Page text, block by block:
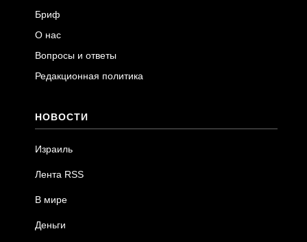
Бриф
О нас
Вопросы и ответы
Редакционная политика
НОВОСТИ
Израиль
Лента RSS
В мире
Деньги